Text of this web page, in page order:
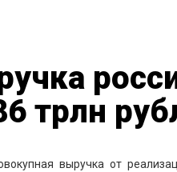
трлн
выручка от